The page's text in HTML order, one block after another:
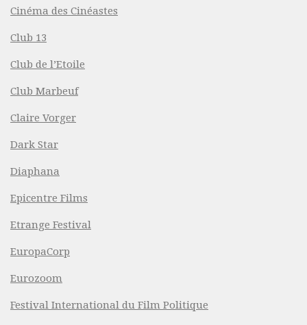
Cinéma des Cinéastes
Club 13
Club de l’Etoile
Club Marbeuf
Claire Vorger
Dark Star
Diaphana
Epicentre Films
Etrange Festival
EuropaCorp
Eurozoom
Festival International du Film Politique